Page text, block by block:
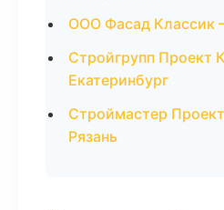
ООО Фасад Классик
Стройгрупп Проект
Екатеринбург
Строймастер
Рязань